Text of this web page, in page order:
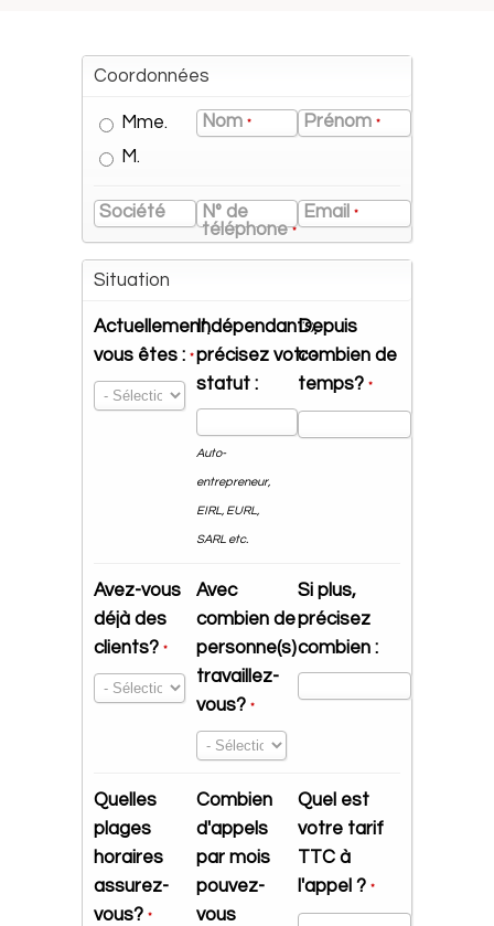
Coordonnées
Mme.
M.
Nom * Prénom*
Société
N° de
téléphone*
Email*
Situation
Actuellement,
vous êtes : *
Indépendants,
précisez votre
statut :
Auto-
entrepreneur,
EIRL, EURL,
SARL etc.
Depuis
combien de
temps?*
Avez-vous
déjà des
clients? *
Avec
combien de
personne(s)
travaillez-
vous? *
Si plus,
précisez
combien :
Quelles
plages
horaires
assurez-
vous? *
Combien
d'appels
par mois
pouvez-
vous
Quel est
votre tarif
TTC à
l'appel ?*